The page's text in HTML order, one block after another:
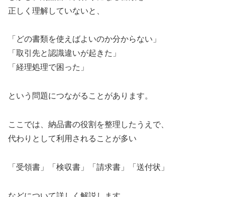
正しく理解していないと、
「どの書類を使えばよいのか分からない」
「取引先と認識違いが起きた」
「経理処理で困った」
という問題につながることがあります。
ここでは、納品書の役割を整理したうえで、
代わりとして利用されることが多い
「受領書」「検収書」「請求書」「送付状」